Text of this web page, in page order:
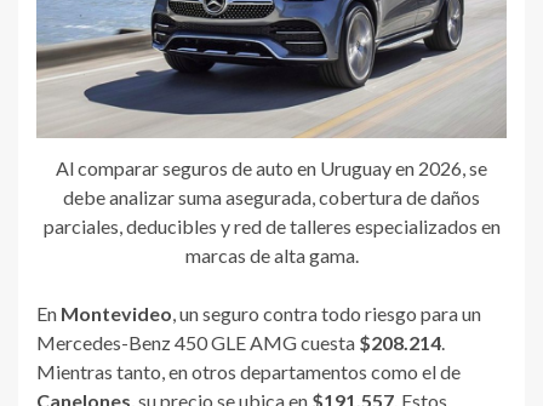
Al comparar seguros de auto en Uruguay en 2026, se
debe analizar suma asegurada, cobertura de daños
parciales, deducibles y red de talleres especializados en
marcas de alta gama.
En Montevideo, un seguro contra todo riesgo para un
Mercedes-Benz 450 GLE AMG cuesta $208.214.
Mientras tanto, en otros departamentos como el de
Canelones, su precio se ubica en $191.557. Estos